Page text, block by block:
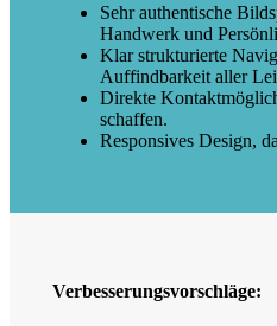
Sehr authentische
Handwerk und
Klar strukturierte
Auffindbarkeit aller
Direkte
schaffen.
Responsives Design,
Verbesserungsvorschläge: